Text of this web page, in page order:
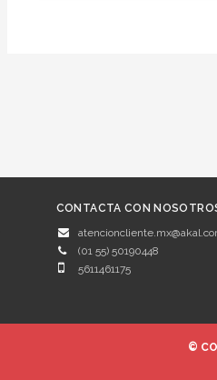
CONTACTA CON
(01 55) 50190448
5611461175
©